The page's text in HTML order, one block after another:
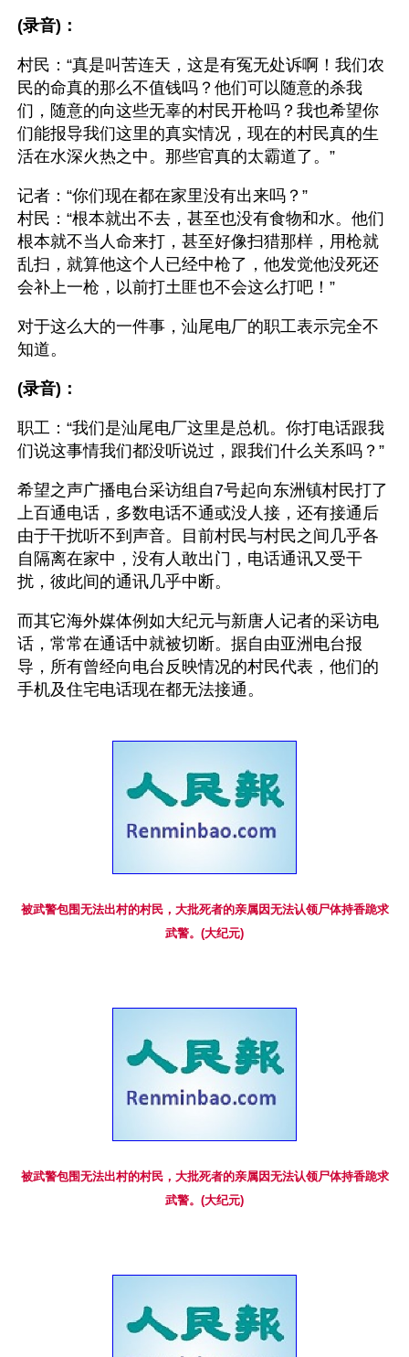
(录音)：
村民：“真是叫苦连天，这是有冤无处诉啊！我们农
民的命真的那么不值钱吗？他们可以随意的杀我
们，随意的向这些无辜的村民开枪吗？我也希望你
们能报导我们这里的真实情况，现在的村民真的生
活在水深火热之中。那些官真的太霸道了。”
记者：“你们现在都在家里没有出来吗？”
村民：“根本就出不去，甚至也没有食物和水。他们
根本就不当人命来打，甚至好像扫猎那样，用枪就
乱扫，就算他这个人已经中枪了，他发觉他没死还
会补上一枪，以前打土匪也不会这么打吧！”
对于这么大的一件事，汕尾电厂的职工表示完全不
知道。
(录音)：
职工：“我们是汕尾电厂这里是总机。你打电话跟我
们说这事情我们都没听说过，跟我们什么关系吗？”
希望之声广播电台采访组自7号起向东洲镇村民打了
上百通电话，多数电话不通或没人接，还有接通后
由于干扰听不到声音。目前村民与村民之间几乎各
自隔离在家中，没有人敢出门，电话通讯又受干
扰，彼此间的通讯几乎中断。
而其它海外媒体例如大纪元与新唐人记者的采访电
话，常常在通话中就被切断。据自由亚洲电台报
导，所有曾经向电台反映情况的村民代表，他们的
手机及住宅电话现在都无法接通。
被武警包围无法出村的村民，大批死者的亲属因无法认领尸体持香跪求
武警。(大纪元)
被武警包围无法出村的村民，大批死者的亲属因无法认领尸体持香跪求
武警。(大纪元)